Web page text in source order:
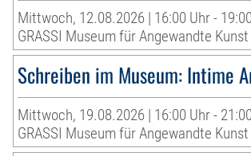
Mittwoch, 12.08.2026 | 16:00 Uhr -
GRASSI Museum für Angewandte Kunst
Schreiben im Museum: Intime
Mittwoch, 19.08.2026 | 16:00 Uhr -
GRASSI Museum für Angewandte Kunst